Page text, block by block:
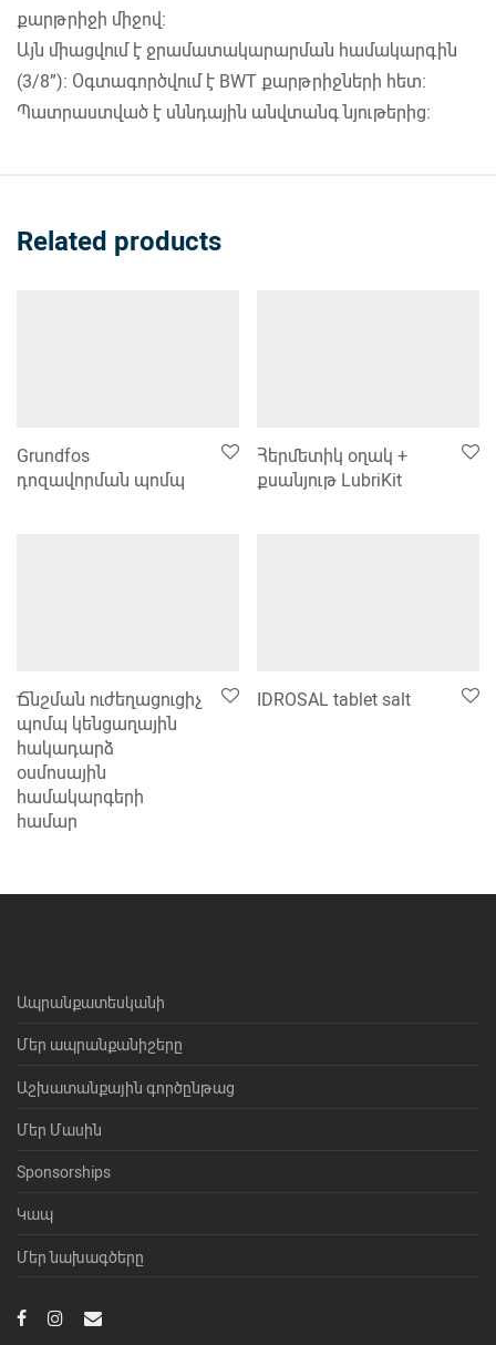
քարթրիջի միջով։
Այն միացվում է ջրամատակարարման համակարգին
(3/8”)։ Օգտագործվում է BWT քարթրիջների հետ։
Պատրաստված է սննդային անվտանգ նյութերից։
Related products
Grundfos
դոզավորման պոմպ
Հերմետիկ օղակ +
քսանյութ LubriKit
Ճնշման ուժեղացուցիչ
պոմպ կենցաղային
հակադարձ
օսմոսային
համակարգերի
համար
IDROSAL tablet salt
Ապրանքատեսկանի
Մեր ապրանքանիշերը
Աշխատանքային գործընթաց
Մեր Մասին
Sponsorships
Կապ
Մեր նախագծերը